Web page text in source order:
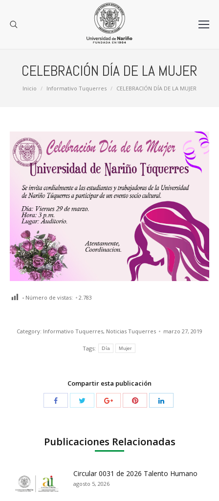
CELEBRACIÓN DÍA DE LA MUJER
Estás aquí:
Inicio Informativo Tuquerres CELEBRACIÓN DÍA DE LA MUJER
Número de vistas: 2.783
Category: Informativo Tuquerres, Noticias Tuquerres marzo 27, 2019
Tags: Día Mujer
Compartir esta publicación
Publicaciones Relacionadas
Circular 0031 de 2026 Talento Humano
agosto 5, 2026